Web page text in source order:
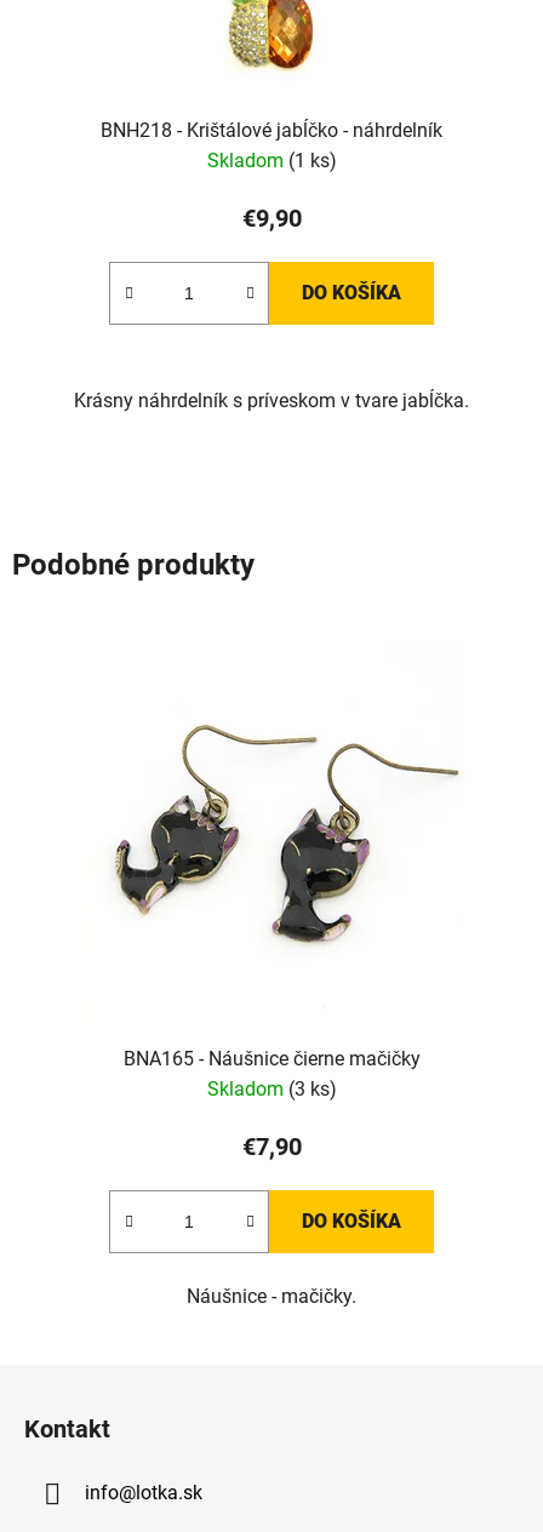
BNH218 - Krištálové jabĺčko - náhrdelník
Skladom (1 ks)
€9,90
DO KOŠÍKA
Krásny náhrdelník s príveskom v tvare jabĺčka.
Podobné produkty
BNA165 - Náušnice čierne mačičky
Skladom (3 ks)
€7,90
DO KOŠÍKA
Náušnice - mačičky.
Kontakt
info@lotka.sk